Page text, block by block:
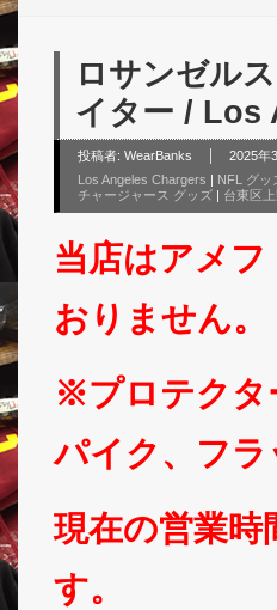
ロサンゼル
イター / Los
投稿者: WearBanks 2025年
Los Angeles Chargers | NFL グッ
チャージャース グッズ | 台東区
当店はアメ
おりません。
※プロテクタ
パイク、フ
現在の営業時
す。